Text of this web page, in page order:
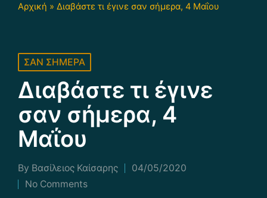
Αρχική » Διαβάστε τι έγινε σαν σήμερα, 4 Μαΐου
Posted
ΣΑΝ ΣΗΜΕΡΑ
Διαβάστε τι έγινε
σαν σήμερα, 4
Μαΐου
Posted
by
By Βασίλειος Καίσαρης
04/05/2020
No Comments